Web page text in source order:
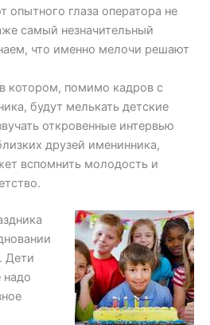
опытного глаза оператора не
самый незначительный
что именно мелочи решают
котором, помимо кадров с
будут мелькать детские
откровенные интервью
друзей именинника,
вспомнить молодость и
Дети
надо